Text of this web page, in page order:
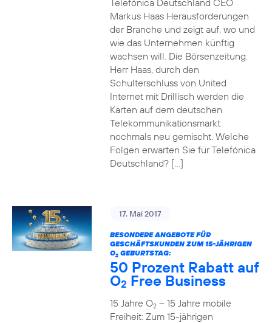
Telefónica Deutschland CEO
Markus Haas Herausforderungen
der Branche und zeigt auf, wo und
wie das Unternehmen künftig
wachsen will. Die Börsenzeitung:
Herr Haas, durch den
Schulterschluss von United
Internet mit Drillisch werden die
Karten auf dem deutschen
Telekommunikationsmarkt
nochmals neu gemischt. Welche
Folgen erwarten Sie für Telefónica
Deutschland? […]
17. Mai 2017
BESONDERE ANGEBOTE FÜR
GESCHÄFTSKUNDEN ZUM 15-JÄHRIGEN
O2GEBURTSTAG:
50 Prozent Rabatt auf
O2 Free Business
15 Jahre O2– 15 Jahre mobile
Freiheit: Zum 15-jährigen